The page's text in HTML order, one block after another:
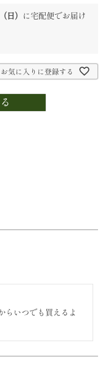
日） に 宅配便でお届け
お気に入りに登録する
らいつでも買えるよ